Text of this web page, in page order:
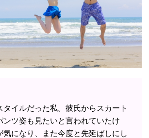
タイルだった私。彼氏からスカート
ンツ姿も見たいと言われていたけ
気になり、また今度と先延ばしにし